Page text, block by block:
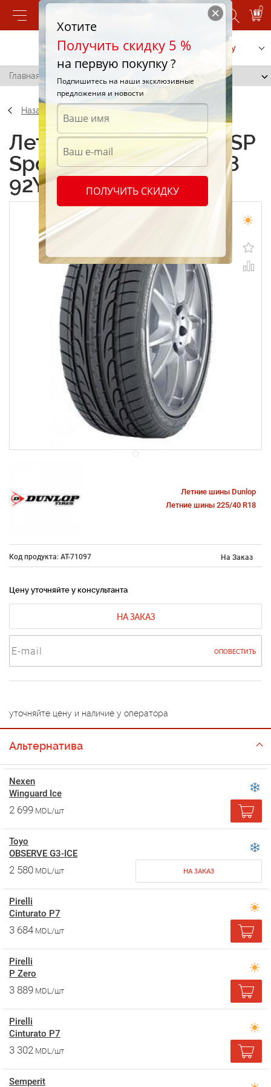
0
Позвонить Заказать услугу
Главная / Dunlop SP Sport Maxx 225/40 R18 92Y
Назад
Летние шины Dunlop SP
Sport Maxx 225/40 R18
92Y
Летние шины Dunlop
Летние шины 225/40 R18
Код продукта: AT-71097 На Заказ
Цену уточняйте у консультанта
НА ЗАКАЗ
ОПОВЕСТИТЬ
уточняйте цену и наличие у оператора
Альтернатива
Nexen
Winguard Ice
2 699 MDL/шт
Toyo
OBSERVE G3-ICE
2 580 MDL/шт НА ЗАКАЗ
Pirelli
Cinturato P7
3 684 MDL/шт
Pirelli
P Zero
3 889 MDL/шт
Pirelli
Cinturato P7
3 302 MDL/шт
Semperit
Хотите
Получить скидку 5 %
на первую покупку ?
Подпишитесь на наши эксклюзивные
предложения и новости
ПОЛУЧИТЬ СКИДКУ